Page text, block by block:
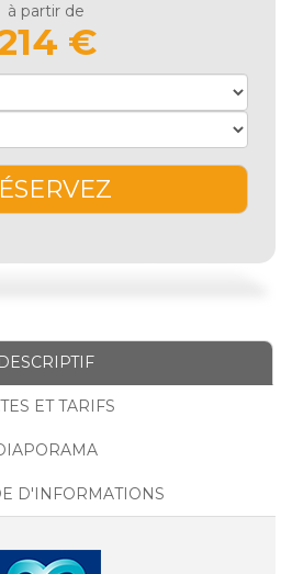
à partir de
€
DESCRIPTIF
ET TARIFS
D'INFORMATIONS